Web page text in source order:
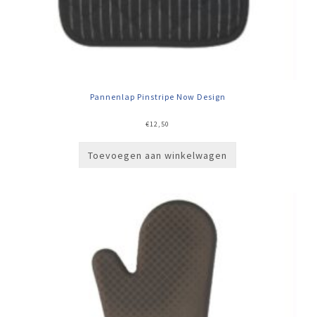
Pannenlap Pinstripe Now Design
€12,50
Toevoegen aan winkelwagen